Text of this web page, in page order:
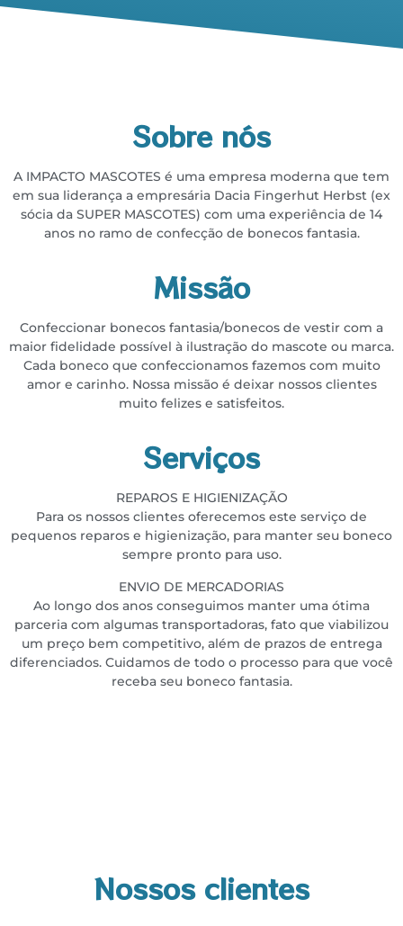
Sobre nós
A IMPACTO MASCOTES é uma empresa moderna que tem
em sua liderança a empresária Dacia Fingerhut Herbst (ex
sócia da SUPER MASCOTES) com uma experiência de 14
anos no ramo de confecção de bonecos fantasia.
Missão
Confeccionar bonecos fantasia/bonecos de vestir com a
maior fidelidade possível à ilustração do mascote ou marca.
Cada boneco que confeccionamos fazemos com muito
amor e carinho. Nossa missão é deixar nossos clientes
muito felizes e satisfeitos.
Serviços
REPAROS E HIGIENIZAÇÃO
Para os nossos clientes oferecemos este serviço de
pequenos reparos e higienização, para manter seu boneco
sempre pronto para uso.
ENVIO DE MERCADORIAS
Ao longo dos anos conseguimos manter uma ótima
parceria com algumas transportadoras, fato que viabilizou
um preço bem competitivo, além de prazos de entrega
diferenciados. Cuidamos de todo o processo para que você
receba seu boneco fantasia.
Nossos clientes